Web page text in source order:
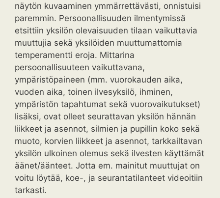
näytön kuvaaminen ymmärrettävästi, onnistuisi
paremmin. Persoonallisuuden ilmentymissä
etsittiin yksilön olevaisuuden tilaan vaikuttavia
muuttujia sekä yksilöiden muuttumattomia
temperamentti eroja. Mittarina
persoonallisuuteen vaikuttavana,
ympäristöpaineen (mm. vuorokauden aika,
vuoden aika, toinen ilvesyksilö, ihminen,
ympäristön tapahtumat sekä vuorovaikutukset)
lisäksi, ovat olleet seurattavan yksilön hännän
liikkeet ja asennot, silmien ja pupillin koko sekä
muoto, korvien liikkeet ja asennot, tarkkailtavan
yksilön ulkoinen olemus sekä ilvesten käyttämät
äänet/äänteet. Jotta em. mainitut muuttujat on
voitu löytää, koe-, ja seurantatilanteet videoitiin
tarkasti.